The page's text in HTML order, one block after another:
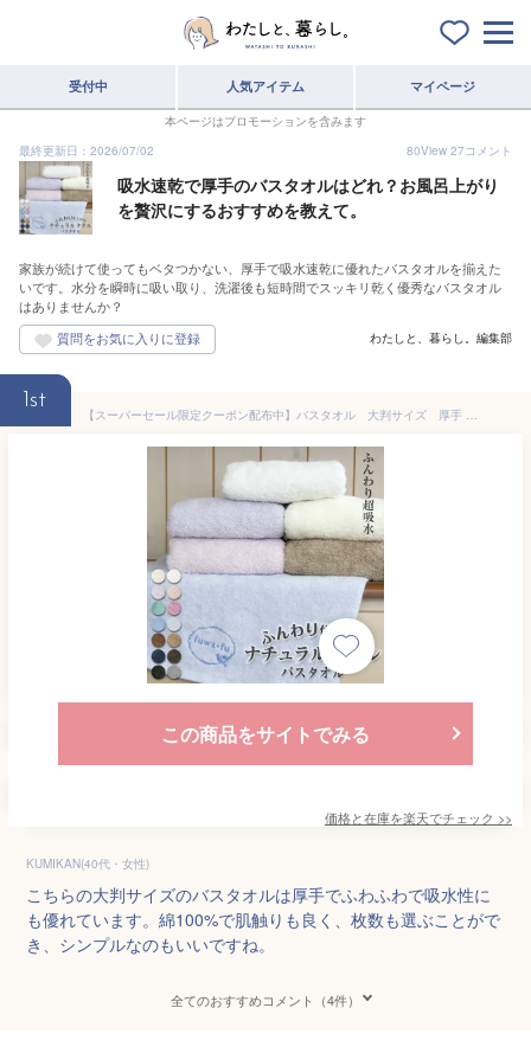
受付中 人気アイテム マイページ
本ページはプロモーションを含みます
最終更新日：2026/07/02
80View 27コメント
吸水速乾で厚手のバスタオルはどれ？お風呂上がり
を贅沢にするおすすめを教えて。
家族が続けて使ってもベタつかない、厚手で吸水速乾に優れたバスタオルを揃えた
いです。水分を瞬時に吸い取り、洗濯後も短時間でスッキリ乾く優秀なバスタオル
はありませんか？
わたしと、暮らし。編集部
1st
【スーパーセール限定クーポン配布中】バスタオル 大判サイズ 厚手 吸水 まとめ買い バスタオル綿100 単品 /3枚セット /9枚セット無地ふわふわ 大きめ ビッグバスタオル 赤ちゃん 大きい おしゃれ やわらかバスタオルセット売り 福袋70×140cm
この商品をサイトでみる
価格と在庫を楽天でチェック >>
KUMIKAN(40代・女性)
こちらの大判サイズのバスタオルは厚手でふわふわで吸水性に
も優れています。綿100%で肌触りも良く、枚数も選ぶことがで
き、シンプルなのもいいですね。
全てのおすすめコメント（4件）